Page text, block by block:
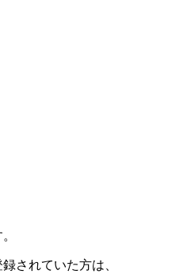
されていた方は、